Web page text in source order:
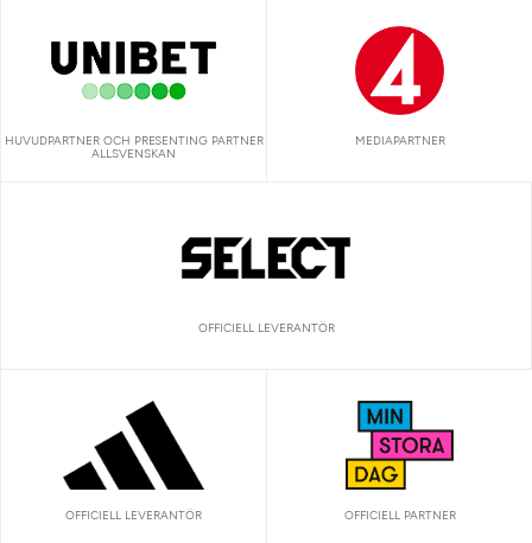
HUVUDPARTNER OCH PRESENTING PARTNER
ALLSVENSKAN
MEDIAPARTNER
OFFICIELL LEVERANTÖR
OFFICIELL LEVERANTÖR OFFICIELL PARTNER